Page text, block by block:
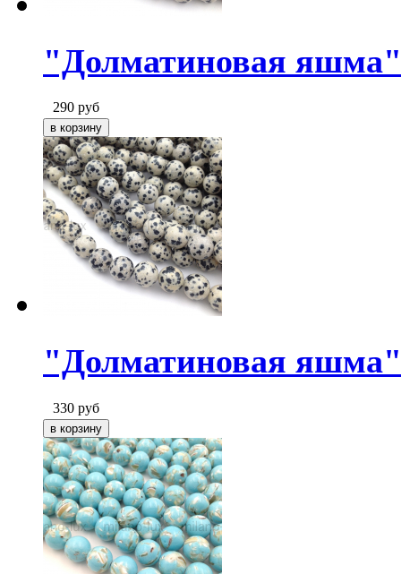
"Долматиновая
290 руб
"Долматиновая
330 руб